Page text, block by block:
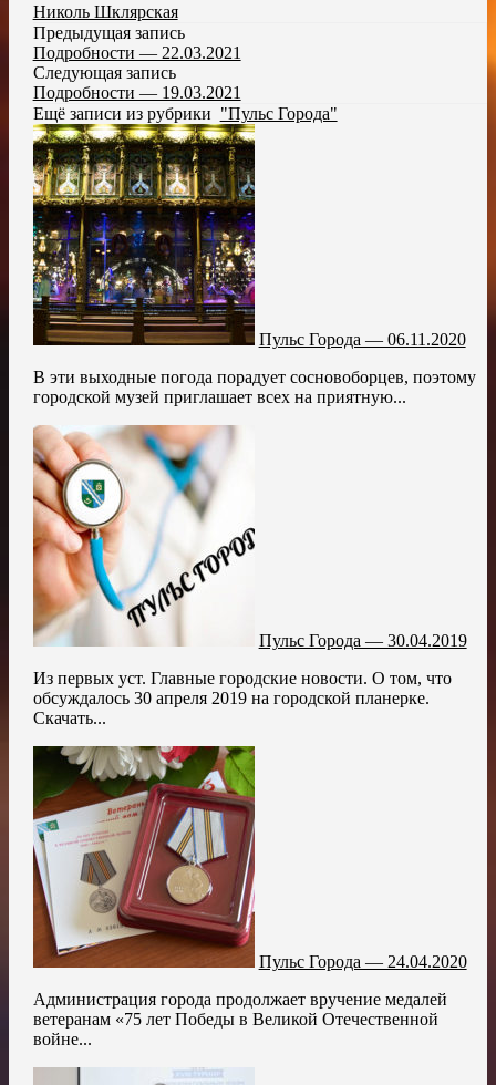
Николь Шклярская
Предыдущая запись
Подробности — 22.03.2021
Следующая запись
Подробности — 19.03.2021
Ещё записи из рубрики "Пульс Города"
Пульс Города — 06.11.2020
В эти выходные погода порадует сосновоборцев, поэтому
городской музей приглашает всех на приятную...
Пульс Города — 30.04.2019
Из первых уст. Главные городские новости. О том, что
обсуждалось 30 апреля 2019 на городской планерке.
Скачать...
Пульс Города — 24.04.2020
Администрация города продолжает вручение медалей
ветеранам «75 лет Победы в Великой Отечественной
войне...